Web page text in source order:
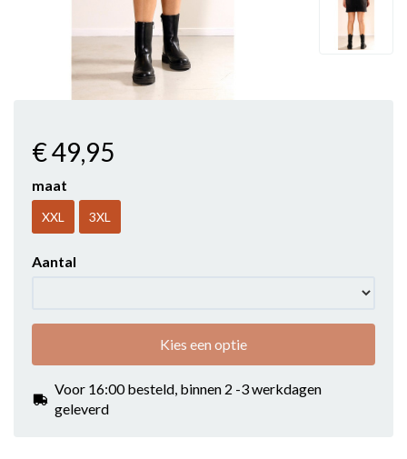
€ 49,95
maat
XXL 3XL
Aantal
Kies een optie
Voor 16:00 besteld, binnen 2 -3 werkdagen
geleverd